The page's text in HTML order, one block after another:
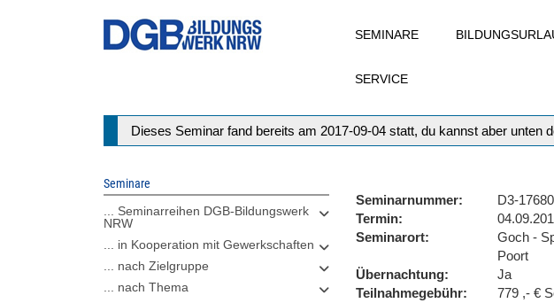
SEMINARE
SERVICE
Statusmeldung
Dieses Seminar fand bereits am 2017-09-04 statt, du kannst aber unten
Seminare
... Seminarreihen DGB-Bildungswerk
NRW
... in Kooperation mit Gewerkschaften
... nach Zielgruppe
... nach Thema
Seminarnummer
D3-
Termin
Seminarort
Goch -
Poort
Übernachtung
Ja
Teilnahmegebühr
779 ,- €